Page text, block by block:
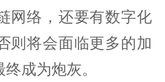
网络，还要有数字化
则将会面临更多的加
成为炮灰。